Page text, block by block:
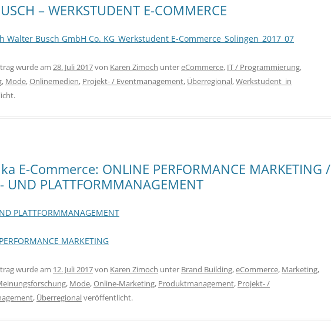
– WERKSTUDENT E-COMMERCE
Walter Busch GmbH Co. KG_Werkstudent E-Commerce_Solingen_2017_07
wurde am 28. Juli 2017von Karen Zimoch untereCommerce, IT / Programmierung,
, Mode,Onlinemedien, Projekt- / Eventmanagement, Überregional,Werkstudent_in
E-Commerce: ONLINE PERFORMANCE MARKETING /
UND PLATTFORMMANAGEMENT
PLATTFORMMANAGEMENT
MARKETING
wurde am 12. Juli 2017von Karen Zimoch unter Brand Building,eCommerce, Marketing,
, Mode,Online-Marketing, Produktmanagement, Projekt- /
, Überregionalveröffentlicht.